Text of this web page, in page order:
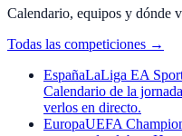
Calendario, equipos y dónde
Todas las competiciones →
EspañaLaLiga EA
Calendario de la
verlos en directo.
EuropaUEFA